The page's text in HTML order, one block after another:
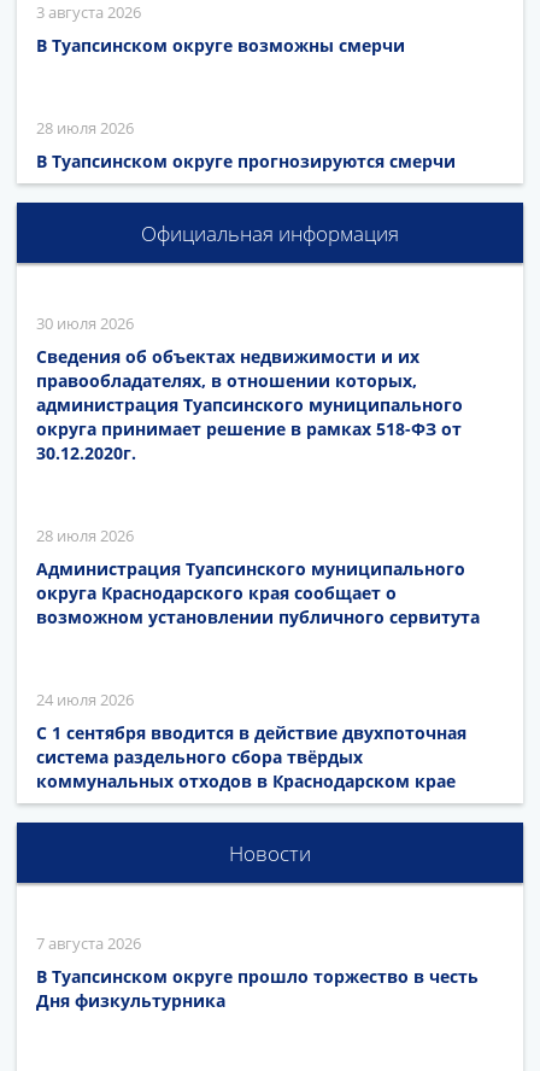
3 августа 2026
В Туапсинском округе возможны смерчи
28 июля 2026
В Туапсинском округе прогнозируются смерчи
Официальная информация
30 июля 2026
Сведения об объектах недвижимости и их
правообладателях, в отношении которых,
администрация Туапсинского муниципального
округа принимает решение в рамках 518-ФЗ от
30.12.2020г.
28 июля 2026
Администрация Туапсинского муниципального
округа Краснодарского края сообщает о
возможном установлении публичного сервитута
24 июля 2026
С 1 сентября вводится в действие двухпоточная
система раздельного сбора твёрдых
коммунальных отходов в Краснодарском крае
Новости
7 августа 2026
В Туапсинском округе прошло торжество в честь
Дня физкультурника